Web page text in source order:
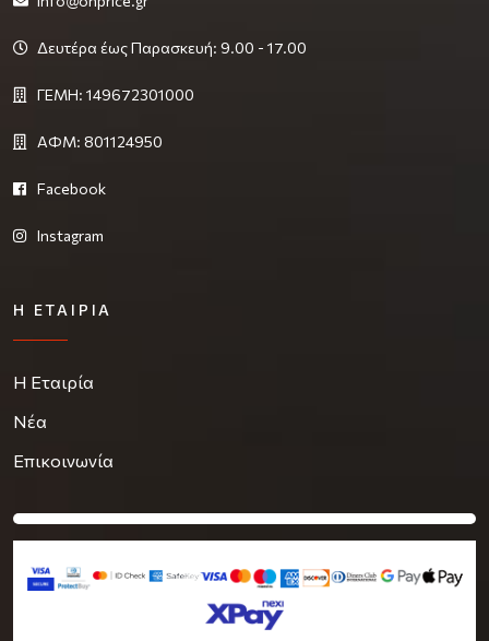
Δευτέρα έως Παρασκευή: 9.00 - 17.00
ΓΕΜΗ: 149672301000
ΑΦΜ: 801124950
Facebook
Instagram
Η ΕΤΑΙΡΊΑ
Η Εταιρία
Νέα
Επικοινωνία